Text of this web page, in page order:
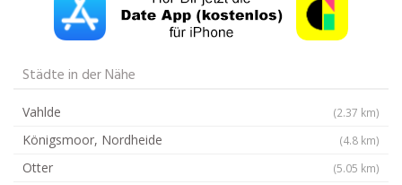
Städte in der Nähe
Vahlde (2.37 km)
Königsmoor, Nordheide (4.8 km)
Otter (5.05 km)